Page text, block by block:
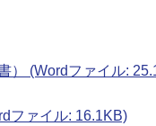
） (Wordファイル:
ファイル: 16.1KB)